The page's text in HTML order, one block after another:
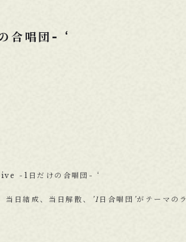
唱団- ‘
-1日だけの合唱団- ‘
結成、当日解散、’1日合唱団’がテーマのラ